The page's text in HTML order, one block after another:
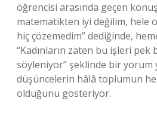
öğrencisi arasında geçen
matematikten iyi değilim, hele
hiç çözemedim” dediğinde,
“Kadınların zaten bu işleri pek
söyleniyor” şeklinde bir yorum
düşüncelerin hâlâ toplumun
olduğunu gösteriyor.